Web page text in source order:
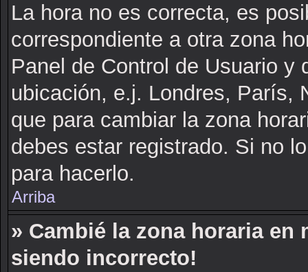
La hora no es correcta, es
correspondiente a otra zona
Panel de Control de Usuario y
ubicación, e.j. Londres, París,
que para cambiar la zona
debes estar registrado. Si no
para hacerlo.
Arriba
» Cambié la zona horaria en
siendo incorrecto!